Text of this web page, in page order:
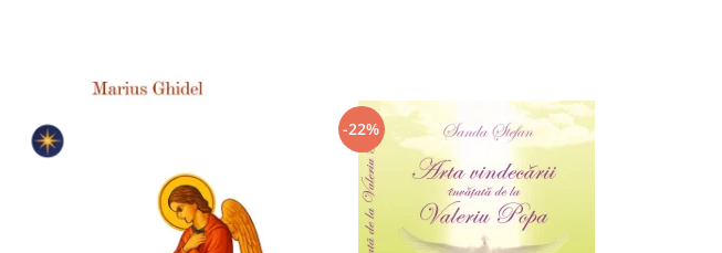
-22%